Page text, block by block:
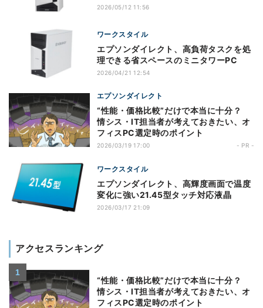
2026/05/12 11:56
ワークスタイル
エプソンダイレクト、高負荷タスクを処
理できる省スペースのミニタワーPC
2026/04/21 12:54
エプソンダイレクト
“性能・価格比較”だけで本当に十分？
情シス・IT担当者が考えておきたい、オ
フィスPC選定時のポイント
2026/03/19 17:00 - PR -
ワークスタイル
エプソンダイレクト、高輝度画面で温度
変化に強い21.45型タッチ対応液晶
2026/03/17 21:09
アクセスランキング
“性能・価格比較”だけで本当に十分？
情シス・IT担当者が考えておきたい、オ
フィスPC選定時のポイント